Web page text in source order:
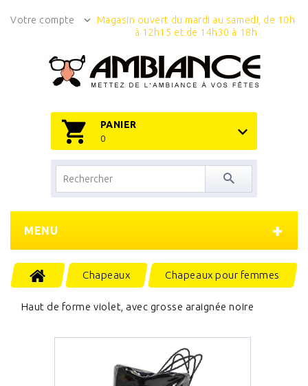
Votre compte
Magasin ouvert du mardi au samedi, de 10h
à 12h15 et de 14h30 à 18h
PANIER
0
MENU
Chapeaux Chapeaux pour femmes
Haut de forme violet, avec grosse araignée noire